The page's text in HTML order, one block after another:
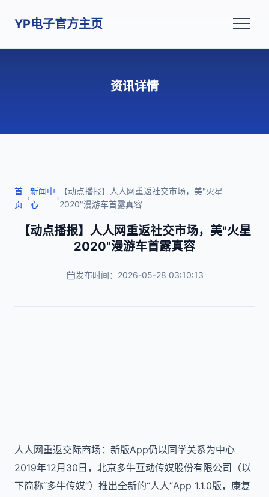
YP电子官方主页
资讯详情
首
页
›
新闻中
心
›
【动点播报】人人网重返社交市场，美"火星
2020"漫游车首露真容
【动点播报】人人网重返社交市场，美"火星
2020"漫游车首露真容
发布时间：2026-05-28 03:10:13
人人网重返交际商场：新版App仍以同学关系为中心
2019年12月30日，北京多牛互动传媒股份有限公司（以
下简称“多牛传媒”）推出全新的“人人”App 1.1.0版，康复